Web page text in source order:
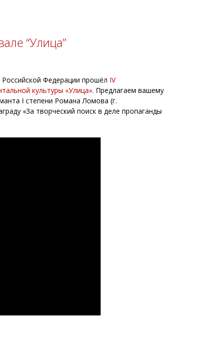
“Улица”
Федерации прошёл IV
культуры «Улица». Предлагаем вашему
I степени Романа Ломова (г.
«За творческий поиск в деле пропаганды